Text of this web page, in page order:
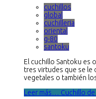
cuchillos
global
cuchilleria
oriental
g-80
santoku
El cuchillo Santoku es
tres virtudes que se le
vegetales o también
Leer más… Cuchillo de